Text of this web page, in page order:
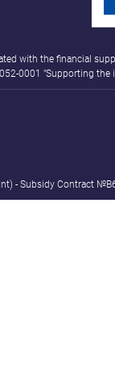
with the financial
0001 "Supporting
- Subsidy Contract